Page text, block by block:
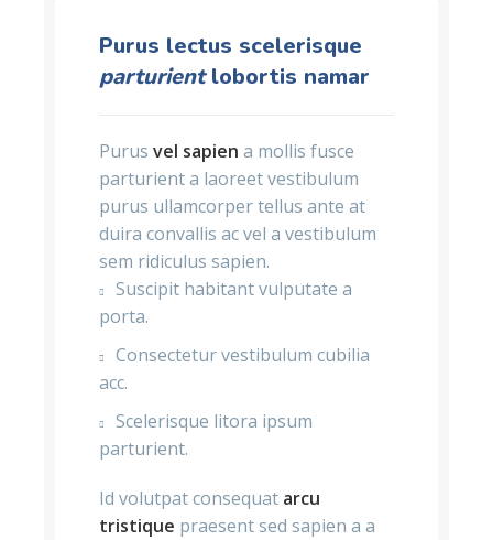
Purus lectus scelerisque
parturientlobortis namar
Purus vel sapien a mollis fusce
parturient a laoreet vestibulum
purus ullamcorper tellus ante at
duira convallis ac vel a vestibulum
sem ridiculus sapien.
Suscipit habitant vulputate a
porta.
Consectetur vestibulum cubilia
acc.
Scelerisque litora ipsum
parturient.
Id volutpat consequat arcu
tristique praesent sed sapien a a